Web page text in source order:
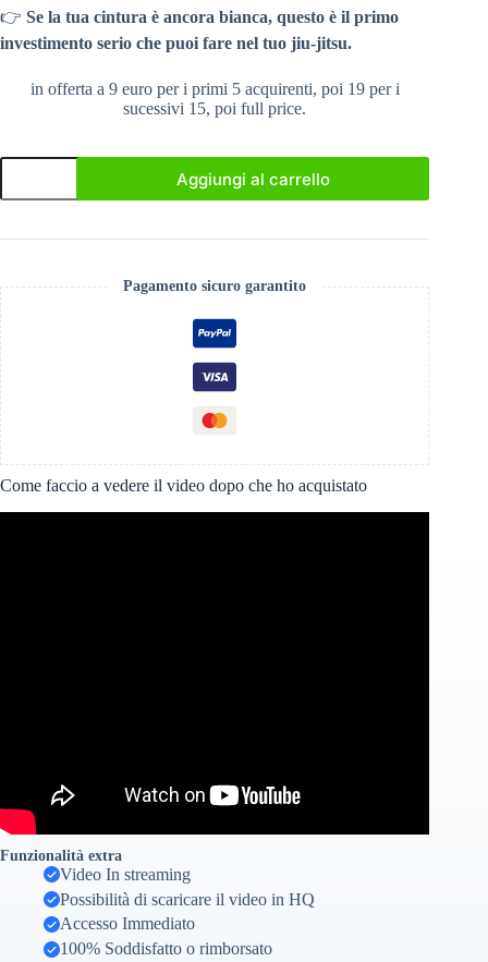
👉 Se la tua cintura è ancora bianca, questo è il primo
investimento serio che puoi fare nel tuo jiu-jitsu.
in offerta a 9 euro per i primi 5 acquirenti, poi 19 per i
sucessivi 15, poi full price.
Davide
Luzio
Come
mezzaguardia
quantità
Aggiungi al carrello
Pagamento sicuro garantito
Come faccio a vedere il video dopo che ho acquistato
Funzionalità extra
Video In streaming
Possibilità di scaricare il video in HQ
Accesso Immediato
100% Soddisfatto o rimborsato